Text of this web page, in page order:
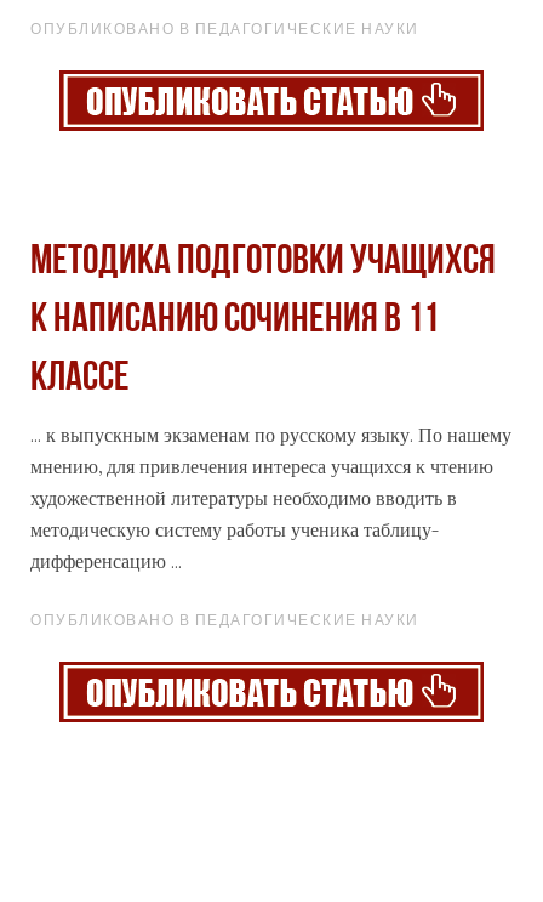
ОПУБЛИКОВАНО В ПЕДАГОГИЧЕСКИЕ НАУКИ
Методика подготовки учащихся
к написанию сочинения в 11
классе
... к выпускным экзаменам по русскому языку. По нашему
мнению, для привлечения интереса учащихся к чтению
художественной литературы необходимо вводить в
методическую систему работы ученика таблицу-
дифференсацию ...
ОПУБЛИКОВАНО В ПЕДАГОГИЧЕСКИЕ НАУКИ